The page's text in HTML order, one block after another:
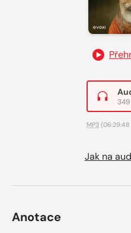
MP3 (06:29:48
Jak na
Anotace